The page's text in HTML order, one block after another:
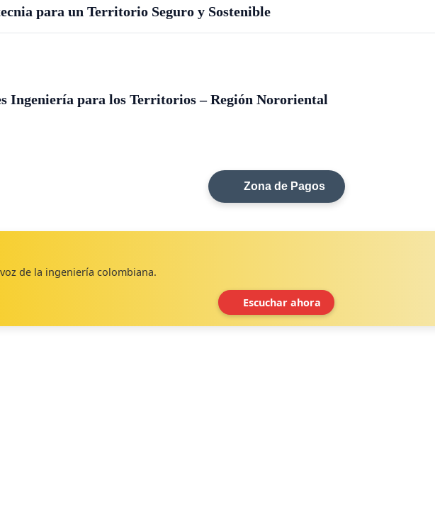
para un Territorio Seguro y Sostenible
Ingeniería para los Territorios – Región Nororiental
Zona de Pagos
de la ingeniería colombiana.
Escuchar ahora